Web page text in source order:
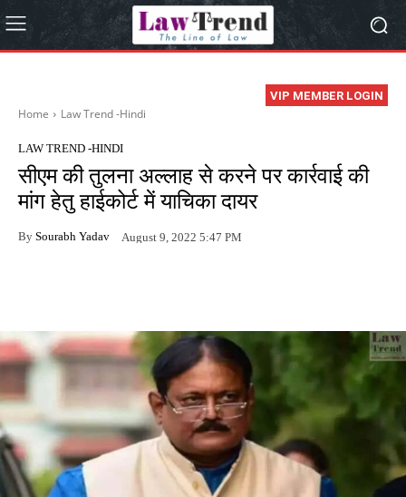
VIP MEMBER LOGIN
Home Law Trend -Hindi
LAW TREND -HINDI
सीएम की तुलना अल्लाह से करने पर कार्रवाई की
मांग हेतु हाईकोर्ट में याचिका दायर
By Sourabh Yadav August 9, 2022 5:47 PM